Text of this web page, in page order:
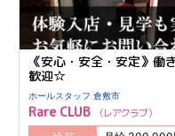
《安心・安全・安定》働
歓迎☆
ホールスタッフ 倉敷市
Rare CLUB レアクラブ